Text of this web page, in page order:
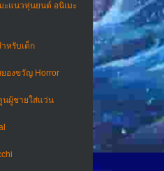
ะแนวหุ่นยนต์ อนิเมะ
หรับเด็ก
องขวัญ Horror
นผู้ชายใส่แว่น